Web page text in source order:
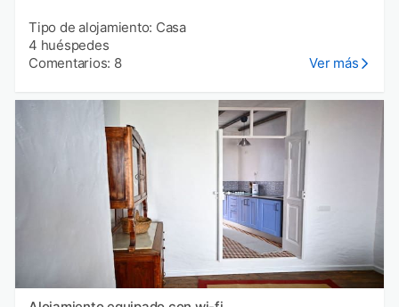
Tipo de alojamiento: Casa
4 huéspedes
Comentarios: 8
Ver más